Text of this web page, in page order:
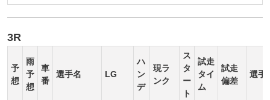
3R
予
想
雨
予
想
車
番
選手名 LG
ハ
ン
デ
現ラ
ンク
ス
タ
ー
ト
試走
タイ
ム
試走
偏差
選手